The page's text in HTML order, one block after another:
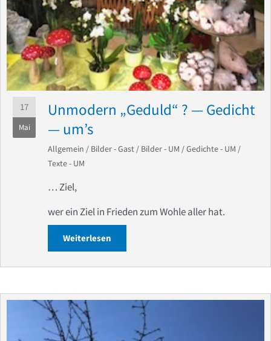
17
Mai
Unmodern „Geduld“ ? — Gedicht
— um’s
Allgemein / Bilder - Gast / Bilder - UM /Gedichte - UM /
Texte - UM
… Ziel,
wer ein Ziel in Frieden zum Wohle aller hat.
Weiterlesen